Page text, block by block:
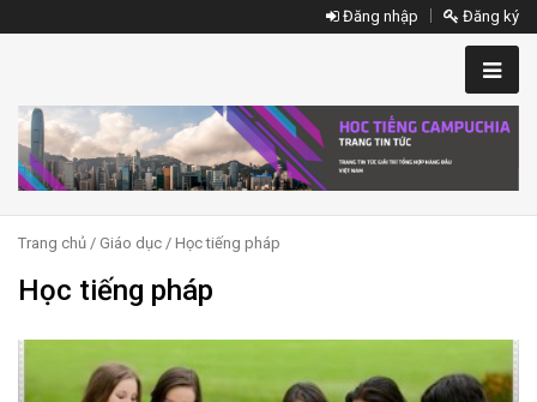
Đăng nhập Đăng ký
Trang chủ / Giáo dục / Học tiếng pháp
Học tiếng pháp